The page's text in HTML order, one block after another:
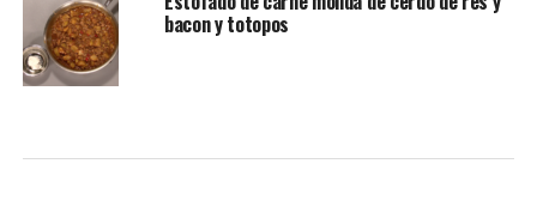
bacon y totopos